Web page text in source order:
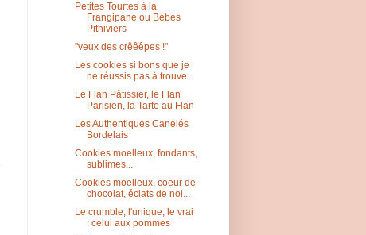
Petites Tourtes à la
Frangipane ou Bébés
Pithiviers
"veux des crêêêpes !"
Les cookies si bons que je
ne réussis pas à trouve...
Le Flan Pâtissier, le Flan
Parisien, la Tarte au Flan
Les Authentiques Canelés
Bordelais
Cookies moelleux, fondants,
sublimes...
Cookies moelleux, coeur de
chocolat, éclats de noi...
Le crumble, l'unique, le vrai
: celui aux pommes